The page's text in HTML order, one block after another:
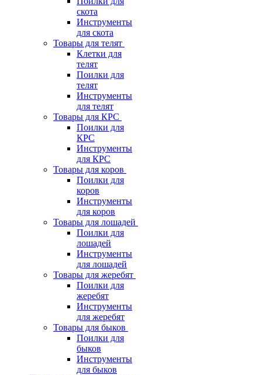
скота
Инструменты
для скота
Товары для телят
Клетки для
телят
Поилки для
телят
Инструменты
для телят
Товары для КРС
Поилки для
КРС
Инструменты
для КРС
Товары для коров
Поилки для
коров
Инструменты
для коров
Товары для лошадей
Поилки для
лошадей
Инструменты
для лошадей
Товары для жеребят
Поилки для
жеребят
Инструменты
для жеребят
Товары для быков
Поилки для
быков
Инструменты
для быков